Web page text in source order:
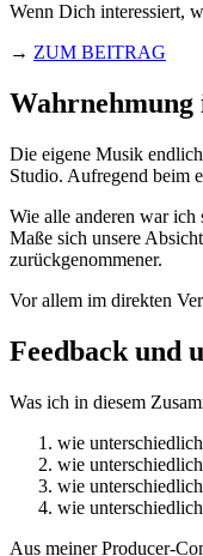
Wenn Dich interessiert,
→ ZUM BEITRAG
Die eigene Musik
Studio. Aufregend beim
Wie alle anderen war
Maße sich unsere
zurückgenommener.
Vor allem im direkten
Feedback und
Was ich in diesem
wie
wie
wie
wie
Aus meiner Producer-